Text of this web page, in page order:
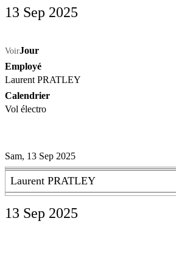
13 Sep 2025
VoirJour
Employé
Laurent PRATLEY
Calendrier
Vol électro
Sam, 13 Sep 2025
Laurent PRATLEY
13 Sep 2025